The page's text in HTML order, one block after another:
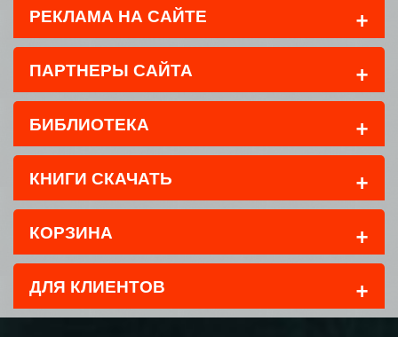
РЕКЛАМА НА САЙТЕ +
ПАРТНЕРЫ САЙТА +
БИБЛИОТЕКА +
КНИГИ СКАЧАТЬ +
КОРЗИНА +
ДЛЯ КЛИЕНТОВ +